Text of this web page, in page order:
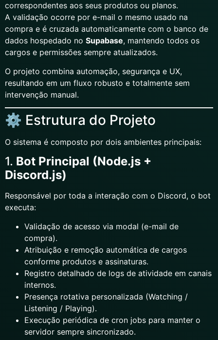
correspondentes aos seus produtos ou planos.
A validação ocorre por e-mail o mesmo usado na
compra e é cruzada automaticamente com o banco de
dados hospedado no Supabase, mantendo todos os
cargos e permissões sempre atualizados.
O projeto combina automação, segurança e UX,
resultando em um fluxo robusto e totalmente sem
intervenção manual.
⚙️ Estrutura do Projeto
O sistema é composto por dois ambientes principais:
1. Bot Principal (Node.js +
Discord.js)
Responsável por toda a interação com o Discord, o bot
executa:
Validação de acesso via modal (e-mail de
compra).
Atribuição e remoção automática de cargos
conforme produtos e assinaturas.
Registro detalhado de logs de atividade em canais
internos.
Presença rotativa personalizada (Watching /
Listening / Playing).
Execução periódica de cron jobs para manter o
servidor sempre sincronizado.